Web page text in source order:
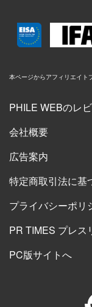
本ページからアフィリエイト
PHILE WEBのレ
会社概要
広告案内
特定商取引法に基
プライバシーポリ
PR TIMES プレス
PC版サイトへ